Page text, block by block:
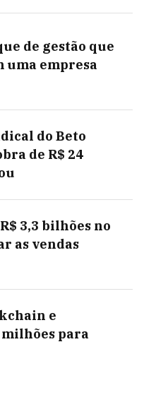
de gestão que
uma empresa
do Beto
de R$ 24
3,3 bilhões no
as vendas
e
para